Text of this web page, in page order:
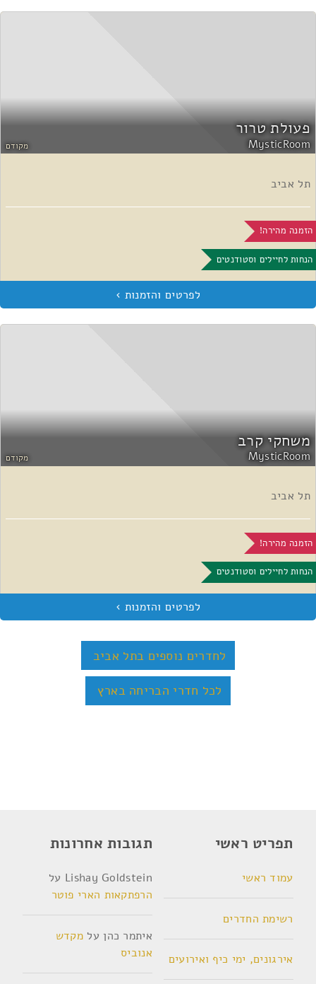
פעולת טרור
MysticRoom מקודם
תל אביב
הזמנה מהירה!
הנחות לחיילים וסטודנטים
משחקי קרב
MysticRoom מקודם
תל אביב
הזמנה מהירה!
הנחות לחיילים וסטודנטים
לחדרים נוספים בתל אביב
לכל חדרי הבריחה בארץ
תפריט ראשי
עמוד ראשי
רשימת החדרים
אירגונים, ימי כיף ואירועים
תגובות אחרונות
Lishay Goldstein על
הרפתקאות הארי פוטר
איתמר כהן על מקדש
אנוביס